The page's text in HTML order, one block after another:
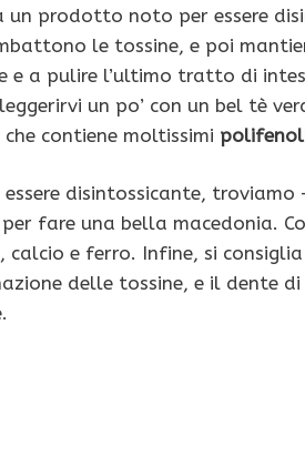
prodotto noto per essere
le tossine, e poi
e a pulire l’ultimo tratto di
un po’ con un bel tè
contiene moltissimi
disintossicante, troviamo
fare una bella macedonia.
, calcio e ferro. Infine, si
delle tossine, e il dente